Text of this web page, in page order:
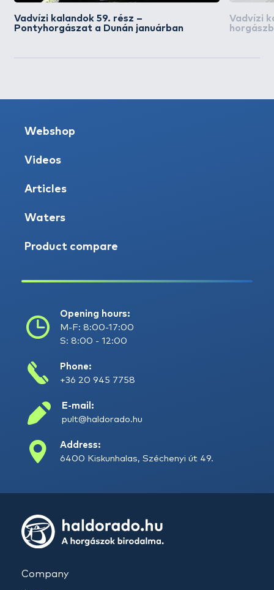
Vadvízi kalandok 59. rész –
Pontyhorgászat a Dunán januárban
Vadvízi
Webshop
Videos
Articles
Waters
Product compare
Opening hours:
M-F: 8:00-17:00
S: 8:00 - 12:00
Phone:
+36 20 945 7758
E-mail:
pult@haldorado.hu
Address:
6400 Kiskunhalas, Széchenyi út 49.
Company